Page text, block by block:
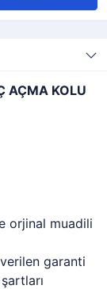
AÇMA KOLU
orjinal muadili
garanti